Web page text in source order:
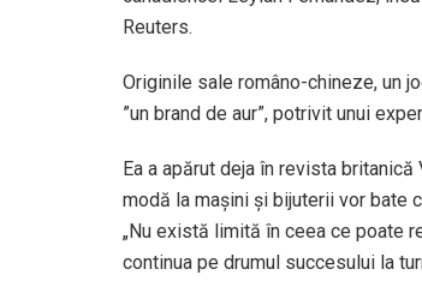
Reuters.
Originile sale româno-chineze, un
”un brand de aur”, potrivit unui
Ea a apărut deja în revista
modă la maşini şi bijuterii vor bate
„Nu există limită în ceea ce poate
continua pe drumul succesului la